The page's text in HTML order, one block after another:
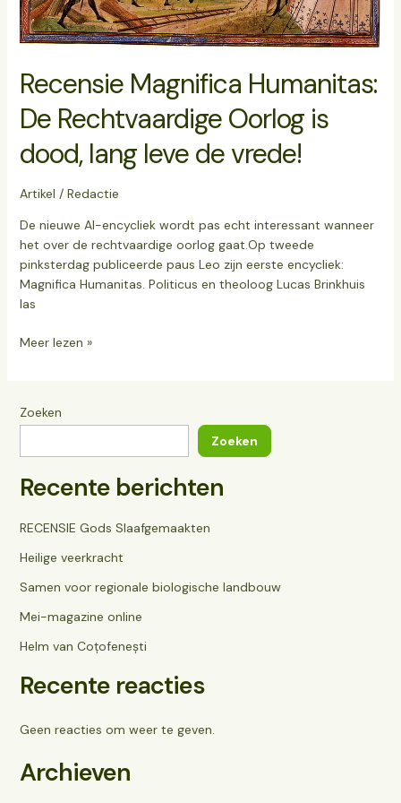
Recensie Magnifica Humanitas:
De Rechtvaardige Oorlog is
dood, lang leve de vrede!
Artikel / Redactie
De nieuwe AI-encycliek wordt pas echt interessant wanneer
het over de rechtvaardige oorlog gaat.Op tweede
pinksterdag publiceerde paus Leo zijn eerste encycliek:
Magnifica Humanitas. Politicus en theoloog Lucas Brinkhuis
las
Meer lezen »
Zoeken
Zoeken
Recente berichten
RECENSIE Gods Slaafgemaakten
Heilige veerkracht
Samen voor regionale biologische landbouw
Mei-magazine online
Helm van Coțofenești
Recente reacties
Geen reacties om weer te geven.
Archieven